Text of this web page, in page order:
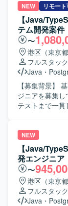
題に対して自ら
しいです。 【ポジションの魅力】 WebとAndroidネイティ
ブ双方の開発
を身につけるこ
ど社会貢献性の
運用まで一連の
発環境】 Kotlin
に加え、PHP／
PostgreSQLな
いたチーム開
と連携したア
ご担当いただ
工程をお任せいたします。 【求
ッチアップや技
ジションの魅力
ラ、データベー
き、フルスタッ
けます。 【開発環境】 バックエンド：
Java（
TypeScript（
いた開発環境で
NEW リモー
【Java/
テム開発案件
〜
港区（東京都
フルスタッ
Java ・
【募集背景】
ジニアを募集しています。 【作業
テストまで一
める方を求めています。 【ポジショ
ら結合テスト
とができます。 【開発環境】 バックエンドは
Java（
TypeScript（
PostgreSQLを
NEW
【Java/
発エンジニア
〜
港区（東京都
フルスタッ
Java ・